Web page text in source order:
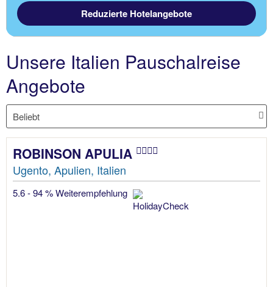
Reduzierte Hotelangebote
Unsere Italien Pauschalreise
Angebote
ROBINSON APULIA
Ugento, Apulien, Italien
5.6 - 94 % Weiterempfehlung